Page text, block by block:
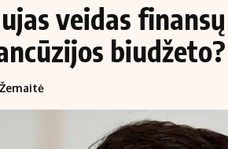
Finansai
Įmonės
Žemės ūkis
Laisvalaikis
veidas
biudžeto?